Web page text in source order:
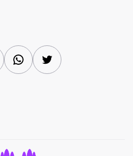
FacebookWhatsAppTwitter